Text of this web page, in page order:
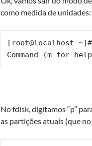
como medida de unidades:
[root@localhost
Command (m for
No fdisk, digitamos “p”
as partições atuais (que